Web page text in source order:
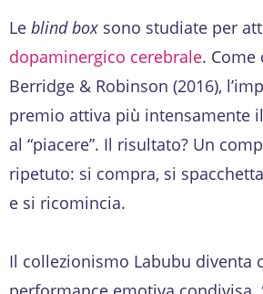
Le blind box sono studiate per
dopaminergico cerebrale.
Berridge & Robinson (2016),
premio attiva più intensamente
al “piacere”. Il risultato? Un
ripetuto: si compra, si
e si ricomincia.
Il collezionismo Labubu diventa